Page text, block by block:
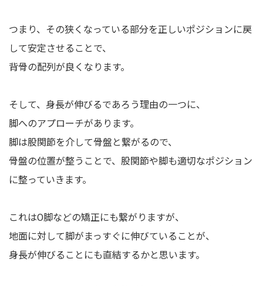
つまり、その狭くなっている部分を正しいポジションに戻
して安定させることで、
背骨の配列が良くなります。
そして、身長が伸びるであろう理由の一つに、
脚へのアプローチがあります。
脚は股関節を介して骨盤と繋がるので、
骨盤の位置が整うことで、股関節や脚も適切なポジション
に整っていきます。
これはO脚などの矯正にも繋がりますが、
地面に対して脚がまっすぐに伸びていることが、
身長が伸びることにも直結するかと思います。